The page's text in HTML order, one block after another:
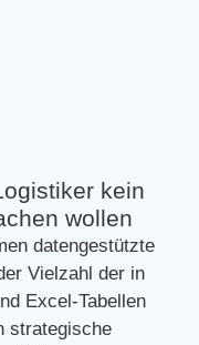
kein
wollen
datengestützte
Vielzahl der in
Excel-Tabellen
strategische